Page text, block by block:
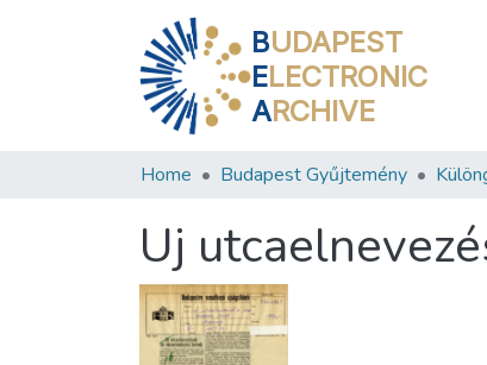
BUDAPEST
ELECTRONIC
ARCHIVE
Home Budapest Gyűjtemény
Uj